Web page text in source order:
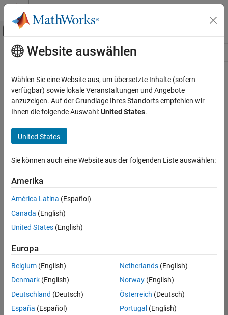
Weiter zum Inhalt
Umschaltung für Off-Canvas-
Ressource
Hauptinhalt
Website auswählen
Wählen Sie eine Website aus, um übersetzte Inhalte (sofern
verfügbar) sowie lokale Veranstaltungen und Angebote
anzuzeigen. Auf der Grundlage Ihres Standorts empfehlen wir
Ihnen die folgende Auswahl:United States.
United States
Sie können auch eine Website aus der folgenden Liste auswählen:
Amerika
América Latina (Español)
Canada (English)
United States (English)
Europa
Belgium (English)
Denmark (English)
Deutschland (Deutsch)
España (Español)
Netherlands(English)
Norway(English)
Österreich (Deutsch)
Portugal (English)
Trust Center
Datenschutz-Richtlinien
Datendiebstahl verhindern
Status von Anwendungen
© 1994-2026 The MathWorks, Inc.